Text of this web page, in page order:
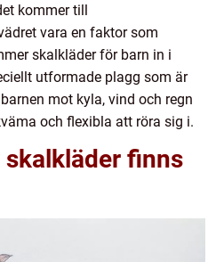
kommer till
vara en faktor som
skalkläder för barn in i
utformade plagg som är
mot kyla, vind och regn
och flexibla att röra sig i.
finns